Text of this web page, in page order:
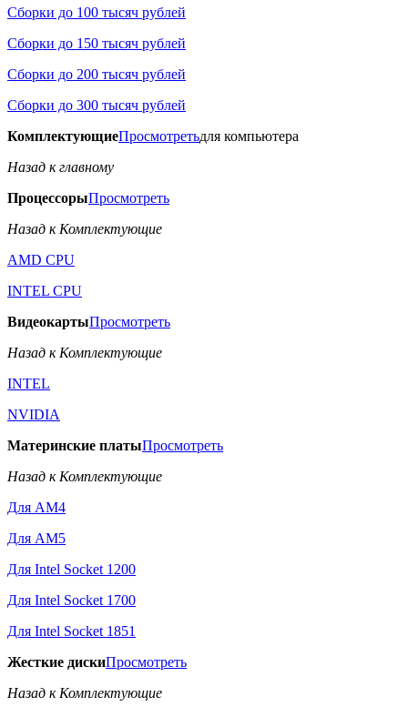
Сборки до 100 тысяч рублей
Сборки до 150 тысяч рублей
Сборки до 200 тысяч рублей
Сборки до 300 тысяч рублей
КомплектующиеПросмотретьдля компьютера
Назад к главному
ПроцессорыПросмотреть
Назад к Комплектующие
AMD CPU
INTEL CPU
ВидеокартыПросмотреть
Назад к Комплектующие
INTEL
NVIDIA
Материнские платыПросмотреть
Назад к Комплектующие
Для AM4
Для AM5
Для Intel Socket 1200
Для Intel Socket 1700
Для Intel Socket 1851
Жесткие дискиПросмотреть
Назад к Комплектующие